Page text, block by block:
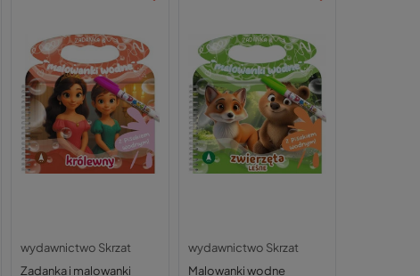
wydawnictwo Skrzat
Zadanka i malowanki
wydawnictwo Skrzat
Malowanki wodne